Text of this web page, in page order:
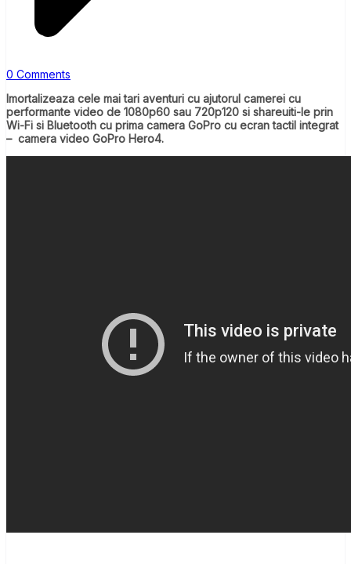
0 Comments
Imortalizeaza cele mai tari aventuri cu ajutorul camerei cu
performante video de 1080p60 sau 720p120 si shareuiti-le prin
Wi-Fi si Bluetooth cu prima camera GoPro cu ecran tactil integrat
– camera video GoPro Hero4.